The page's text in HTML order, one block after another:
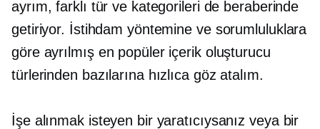
ayrım, farklı tür ve kategorileri de beraberinde
getiriyor. İstihdam yöntemine ve sorumluluklara
göre ayrılmış en popüler içerik oluşturucu
türlerinden bazılarına hızlıca göz atalım.
İşe alınmak isteyen bir yaratıcıysanız veya bir